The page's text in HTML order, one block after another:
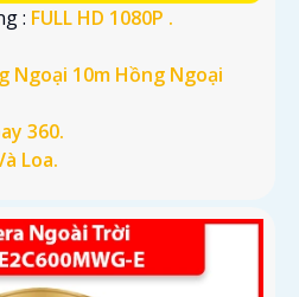
: FULL HD 1080P .
Ngoại 10m Hồng Ngoại
360.
Loa.